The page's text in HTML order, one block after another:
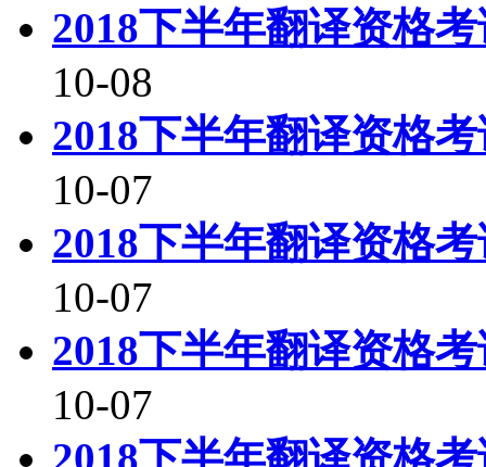
2018下半年翻译资格
10-08
2018下半年翻译资格
10-07
2018下半年翻译资格
10-07
2018下半年翻译资格
10-07
2018下半年翻译资格